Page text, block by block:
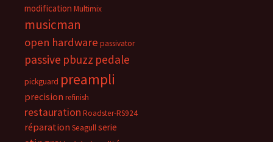
modification Multimix
musicman
open hardware passivator
passive pbuzz pedale
pickguard preampli
precision refinish
restauration Roadster-RS924
réparation Seagullserie